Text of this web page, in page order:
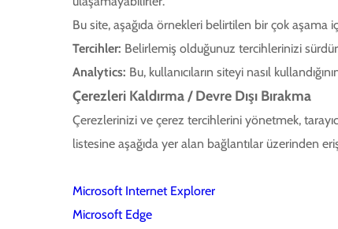
Bu site, aşağıda örnekleri belirtilen bir çok aşama
Tercihler: Belirlemiş olduğunuz tercihlerinizi
Analytics: Bu, kullanıcıların siteyi nasıl
Çerezleri Kaldırma / Devre Dışı Bırakma
Çerezlerinizi ve çerez tercihlerini yönetmek,
listesine aşağıda yer alan bağlantılar üzerinden
Microsoft Internet Explorer
Microsoft Edge